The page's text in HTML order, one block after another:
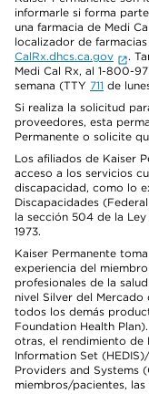
informarle si forma
una farmacia de Medi
localizador de
CalRx.dhcs.ca.gov
.
Medi Cal Rx, al 1-800-
semana (TTY 711 de
Si realiza la solicitud
proveedores, esta
Permanente o solicite
Los afiliados de Kaiser
acceso a los servicios
discapacidad, como lo
Discapacidades
la sección 504 de la
1973.
Kaiser Permanente
experiencia del
profesionales de la
nivel Silver del
todos los demás
Foundation Health
otras, el rendimiento de
Information Set
Providers and Systems
miembros/pacientes,